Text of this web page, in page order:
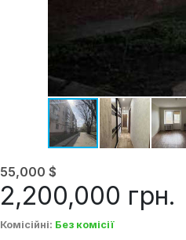
55,000 $
2,200,000 грн.
Комісійні: Без комісії